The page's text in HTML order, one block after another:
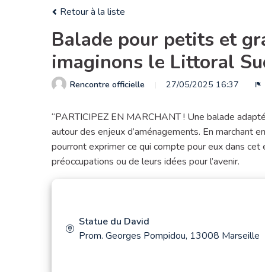
Retour à la liste
Balade pour petits et
imaginons le Littoral
Rencontre officielle 27/05/2025 16:37
“PARTICIPEZ EN MARCHANT ! Une balade
autour des enjeux d’aménagements. En marchant
pourront exprimer ce qui compte pour eux dans
préoccupations ou de leurs idées pour l’avenir.
Statue du David
Prom. Georges Pompidou, 13008 Marseille